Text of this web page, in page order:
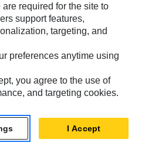
required for the site to
support features,
targeting, and
preferences anytime using
you agree to the use of
and targeting cookies.
I Accept